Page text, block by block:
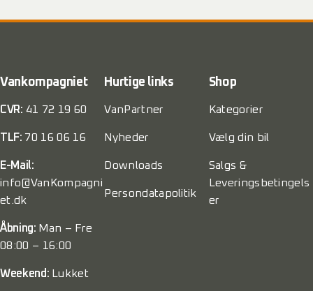
Vankompagniet
CVR: 41 72 19 60
TLF: 70 16 06 16
E-Mail:
info@VanKompagni
et.dk
Åbning: Man – Fre
08:00 – 16:00
Weekend: Lukket
Hurtige links
VanPartner
Nyheder
Downloads
Persondatapolitik
Shop
Kategorier
Vælg din bil
Salgs &
Leveringsbetingels
er